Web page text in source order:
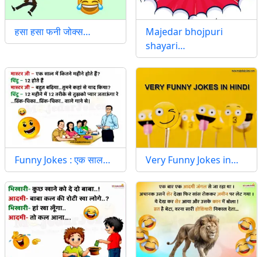
हसा हसा फनी जोक्स…
Majedar bhojpuri
shayari…
Funny Jokes : एक साल… Very Funny Jokes in…